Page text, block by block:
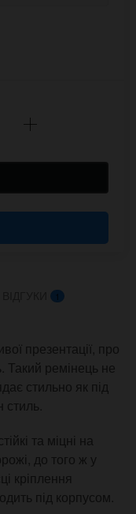
1
презентації, про
Такий ремінець не
стильно як під
стиль.
та міцні на
до того ж у
кріплення
під корпусом.